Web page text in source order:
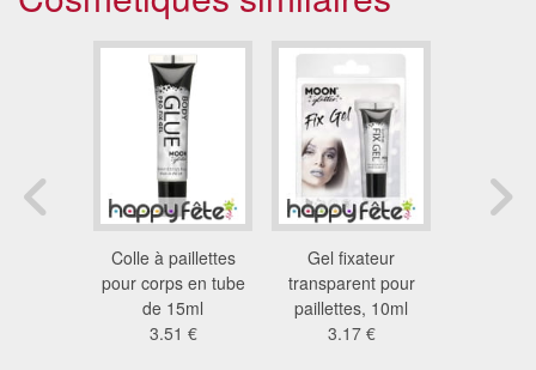
Colle à paillettes
pour corps en tube
de 15ml
3.51 €
Gel fixateur
transparent pour
paillettes, 10ml
3.17 €